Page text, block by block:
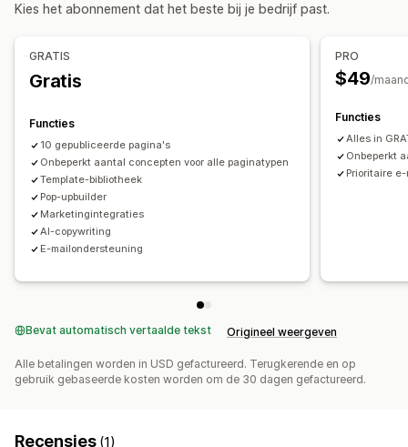
Vacaturepagina´s
Juridische pagina´s Prijzenpagina's
Pagina´s beheren
Importeren en exporteren
Conceptpagina's
Globale stijlen
Aangepaste lettertypen
Aangepaste code
AI-generatie Mobiel responsief
Kies het abonnement dat het beste bij je bedrijf past.
GRATIS
Gratis
Functies
10 gepubliceerde pagina's
Onbeperkt aantal concepten voor alle paginatypen
Template-bibliotheek
Pop-upbuilder
Marketingintegraties
AI-copywriting
E-mailondersteuning
PRO
$49/
Functies
Alles in
Onbeperkt
Prioritaire
Bevat automatisch vertaalde tekst Origineel weergeven
Alle betalingen worden in USD gefactureerd. Terugkerende en op
gebruik gebaseerde kosten worden om de 30 dagen gefactureerd.
Recensies (1)